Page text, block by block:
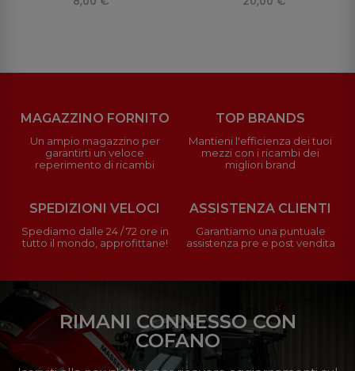
MAGAZZINO FORNITO
Un ampio magazzino per
garantirti un veloce
reperimento di ricambi
TOP BRANDS
Mantieni l'efficienza dei tuoi
mezzi con i ricambi dei
migliori brand
SPEDIZIONI VELOCI
Spediamo dalle 24 / 72 ore in
tutto il mondo, approfittane!
ASSISTENZA CLIENTI
Garantiamo una puntuale
assistenza pre e post vendita
RIMANI CONNESSO CON
COFANO